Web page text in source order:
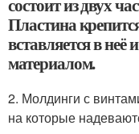
состоит из двух
Пластина
вставляется в
материалом.
2. Молдинги с
на которые